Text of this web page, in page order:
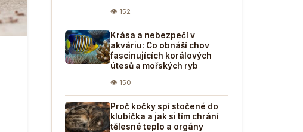
👁 152
Krása a nebezpečí v
akváriu: Co obnáší chov
fascinujících korálových
útesů a mořských ryb
👁 150
Proč kočky spí stočené do
klubíčka a jak si tím chrání
tělesné teplo a orgány